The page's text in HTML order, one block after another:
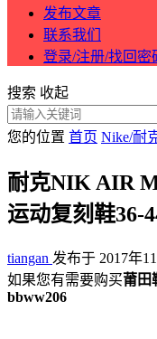
发布文章
联系我们
登录/注册/找回密
搜索 收起
您的位置 首页 Nike/耐
耐克NIK AIR
运动复刻鞋36-
tiangan 发布于 2017年
如果您有需要购买莆田
bbww206